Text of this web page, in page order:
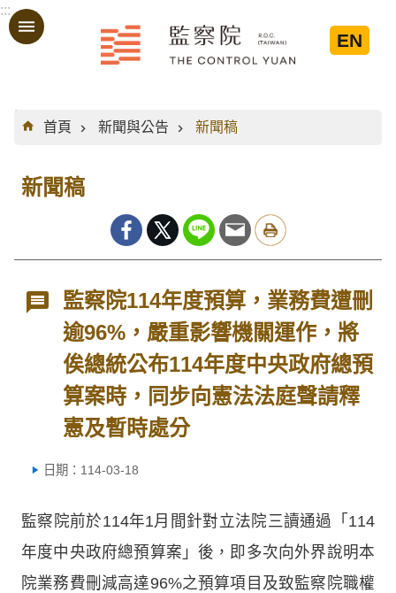
跳到主要內容區塊
:::
EN
:::
首頁
新聞與公告 新聞稿
新聞稿
監察院114年度預算，業務費遭刪
逾96%，嚴重影響機關運作，將
俟總統公布114年度中央政府總預
算案時，同步向憲法法庭聲請釋
憲及暫時處分
日期：114-03-18
監察院前於114年1月間針對立法院三讀通過「114
年度中央政府總預算案」後，即多次向外界說明本
院業務費刪減高達96%之預算項目及致監察院職權